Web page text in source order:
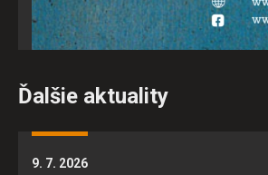
Ďalšie aktuality
9. 7. 2026
pomáhajú urobiť webové stránky
umožňujú základné funkcie, ako je
prístup k zabezpečeným oblastiam
Analytické cookies
Analytické cookies pomáhajú